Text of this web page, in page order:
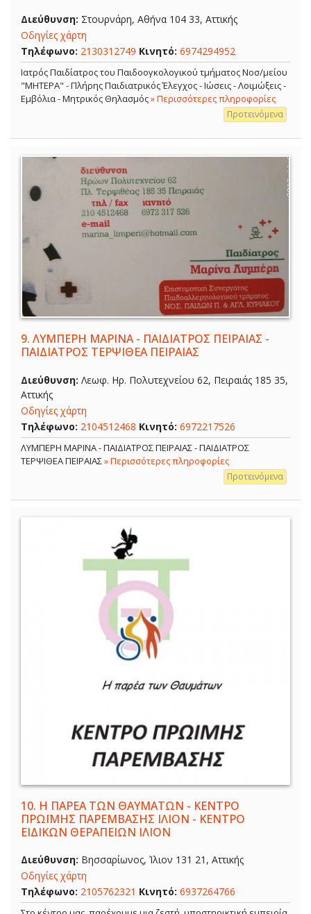
Διεύθυνση: Στουρνάρη, Αθήνα 104 33, Αττικής
Οδηγίες χάρτη
Τηλέφωνο: 2130312749 Κινητό: 6974294952
Ιατρός Παιδίατρος του Παιδοογκολογικού τμήματος Νοσ/μείου
"ΜΗΤΕΡΑ" - Πλήρης Παιδιατρικός Έλεγχος - Ιώσεις - Λοιμώξεις -
Εμβόλια - Μητρικός Θηλασμός» Περισσότερες πληροφορίες
Προτεινόμενα
9. ΛΥΜΠΕΡΗ ΜΑΡΙΝΑ - ΠΑΙΔΙΑΤΡΟΣ ΠΕΙΡΑΙΑΣ -
ΠΑΙΔΙΑΤΡΟΣ ΤΕΡΨΙΘΕΑ ΠΕΙΡΑΙΑΣ
Διεύθυνση: Λεωφ. Ηρ. Πολυτεχνείου 62, Πειραιάς 185 35,
Αττικής
Οδηγίες χάρτη
Τηλέφωνο: 2104512468 Κινητό: 6972217526
ΛΥΜΠΕΡΗ ΜΑΡΙΝΑ - ΠΑΙΔΙΑΤΡΟΣ ΠΕΙΡΑΙΑΣ - ΠΑΙΔΙΑΤΡΟΣ
ΤΕΡΨΙΘΕΑ ΠΕΙΡΑΙΑΣ» Περισσότερες πληροφορίες
Προτεινόμενα
10. Η ΠΑΡΕΑ ΤΩΝ ΘΑΥΜΑΤΩΝ - ΚΕΝΤΡΟ
ΠΡΩΪΜΗΣ ΠΑΡΕΜΒΑΣΗΣ ΙΛΙΟΝ - ΚΕΝΤΡΟ
ΕΙΔΙΚΩΝ ΘΕΡΑΠΕΙΩΝ ΙΛΙΟΝ
Διεύθυνση: Βησσαρίωνος, Ίλιον 131 21, Αττικής
Οδηγίες χάρτη
Τηλέφωνο: 2105762321 Κινητό: 6937264766